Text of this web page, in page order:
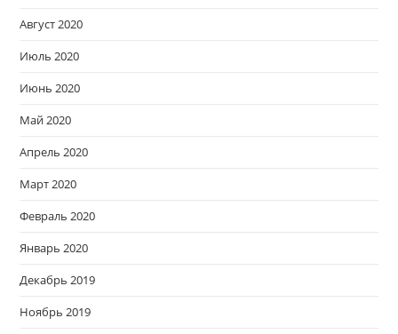
Август 2020
Июль 2020
Июнь 2020
Май 2020
Апрель 2020
Март 2020
Февраль 2020
Январь 2020
Декабрь 2019
Ноябрь 2019